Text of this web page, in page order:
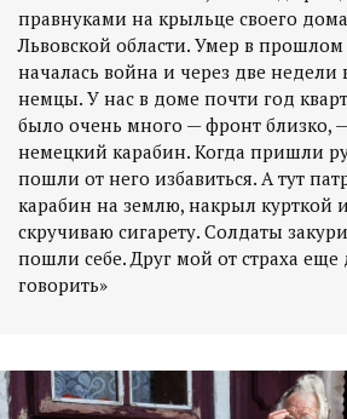
правнуками на крыльце своего
Львовской области. Умер в
началась война и через две
немцы. У нас в доме почти год
было очень много — фронт близко,
немецкий карабин. Когда пришли
пошли от него избавиться. А тут
карабин на землю, накрыл курткой
скручиваю сигарету. Солдаты
пошли себе. Друг мой от страха еще
говорить»